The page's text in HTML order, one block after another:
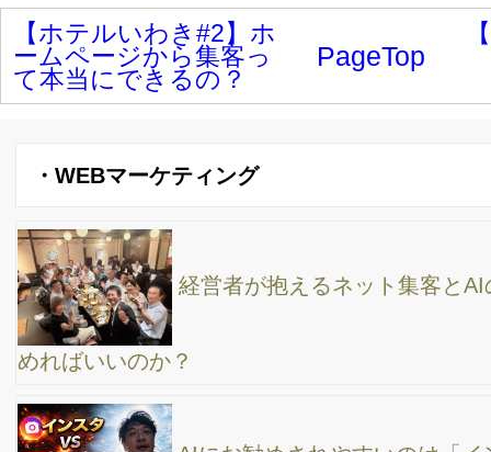
SoftBank×OpenAI合弁設立・Aurora Mobile新AI発
表など、中小企業が注目すべき最新AIニュース速報
Google AI Modeが「35言語＋40カ国」に拡大。中
小企業が今すぐやるべきこと
準を徹底解説